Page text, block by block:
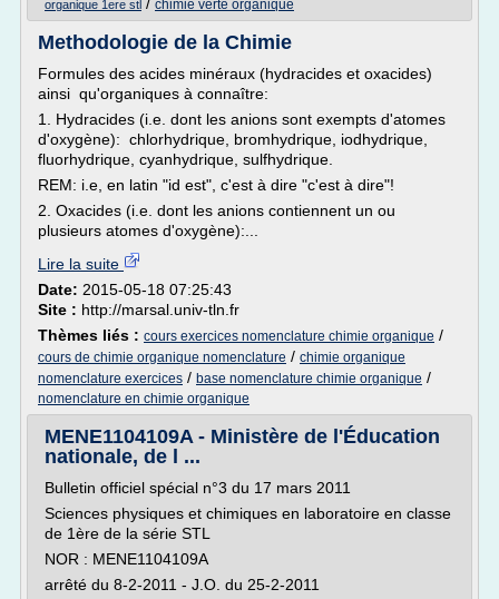
organique 1ere stl
chimie verte organique
Methodologie de la Chimie
Formules des acides minéraux (hydracides et oxacides)
ainsi qu'organiques à connaître:
1. Hydracides (i.e. dont les anions sont exempts d'atomes
d'oxygène): chlorhydrique, bromhydrique, iodhydrique,
fluorhydrique, cyanhydrique, sulfhydrique.
REM: i.e, en latin "id est", c'est à dire "c'est à dire"!
2. Oxacides (i.e. dont les anions contiennent un ou
plusieurs atomes d'oxygène):...
Lire la suite
Date: 2015-05-18 07:25:43
Site : http://marsal.univ-tln.fr
Thèmes liés : cours exercices nomenclature chimie organique /
cours de chimie organique nomenclature / chimie organique
nomenclature exercices / base nomenclature chimie organique /
nomenclature en chimie organique
MENE1104109A - Ministère de l'Éducation
nationale, de l ...
Bulletin officiel spécial n°3 du 17 mars 2011
Sciences physiques et chimiques en laboratoire en classe
de 1ère de la série STL
NOR : MENE1104109A
arrêté du 8-2-2011 - J.O. du 25-2-2011